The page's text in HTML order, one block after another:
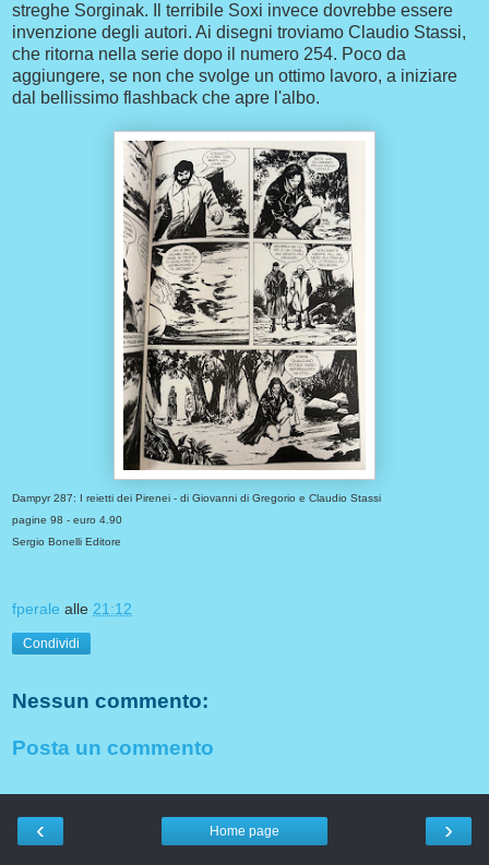
streghe Sorginak. Il terribile Soxi invece dovrebbe essere
invenzione degli autori. Ai disegni troviamo Claudio Stassi,
che ritorna nella serie dopo il numero 254. Poco da
aggiungere, se non che svolge un ottimo lavoro, a iniziare
dal bellissimo flashback che apre l'albo.
Dampyr 287: I reietti dei Pirenei - di Giovanni di Gregorio e Claudio Stassi
pagine 98 - euro 4.90
Sergio Bonelli Editore
fperale alle 21:12
Condividi
Nessun commento:
Posta un commento
‹ ›
Home page